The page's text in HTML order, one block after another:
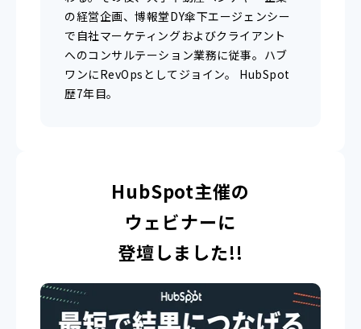
の経営企画、博報堂DY傘下エージェンシー
で自社マーケティングおよびクライアント
へのコンサルテーション業務に従事。ハブ
ワンにRevOpsとしてジョイン。 HubSpot
歴7年目。
HubSpot主催の
ウェビナーに
登壇しました!!